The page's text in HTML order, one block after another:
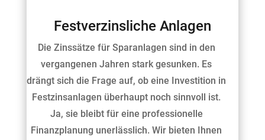
Festverzinsliche Anlagen
Die Zinssätze für Sparanlagen sind in den
vergangenen Jahren stark gesunken. Es
drängt sich die Frage auf, ob eine Investition in
Festzinsanlagen überhaupt noch sinnvoll ist.
Ja, sie bleibt für eine professionelle
Finanzplanung unerlässlich. Wir bieten Ihnen